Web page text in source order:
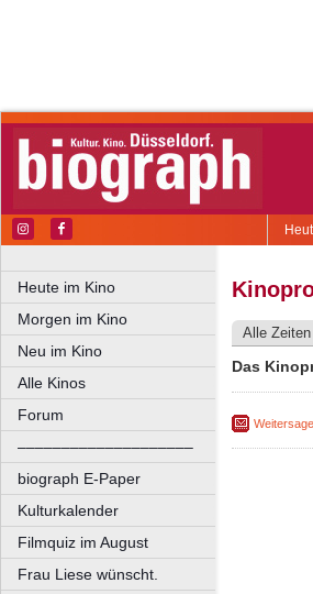
Heute im Kino
Morgen im Kino
Neu im Kino
Alle Kinos
Forum
––––––––––––––––––––
biograph E-Paper
Kulturkalender
Filmquiz im August
Frau Liese wünscht.
Alle Zeiten
Das